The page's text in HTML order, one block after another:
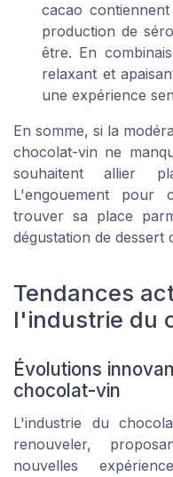
cacao
production de
être. En
relaxant et
une expérience
En somme, si la
chocolat-vin ne
souhaitent allier
L'engouement pour
trouver sa place
dégustation de
Tendances
l'industrie du
Évolutions
chocolat-vin
L'industrie du
renouveler,
nouvelles